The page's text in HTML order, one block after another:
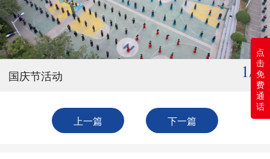
国庆节活动 1/29
上一篇 下一篇
点
击
免
费
通
话